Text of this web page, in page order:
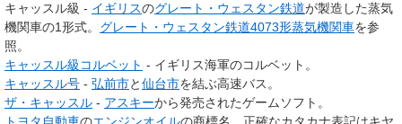
キャッスル級 - イギリスのグレート・ウェスタン鉄道が製造した蒸気
機関車の1形式。 グレート・ウェスタン鉄道4073形蒸気機関車を参
照。
キャッスル級コルベット - イギリス海軍のコルベット。
キャッスル号 - 弘前市と仙台市を結ぶ高速バス。
ザ・キャッスル - アスキーから発売されたゲームソフト。